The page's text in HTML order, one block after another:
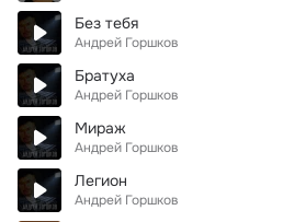
Без тебя
Андрей Горшков
Братуха
Андрей Горшков
Мираж
Андрей Горшков
Легион
Андрей Горшков